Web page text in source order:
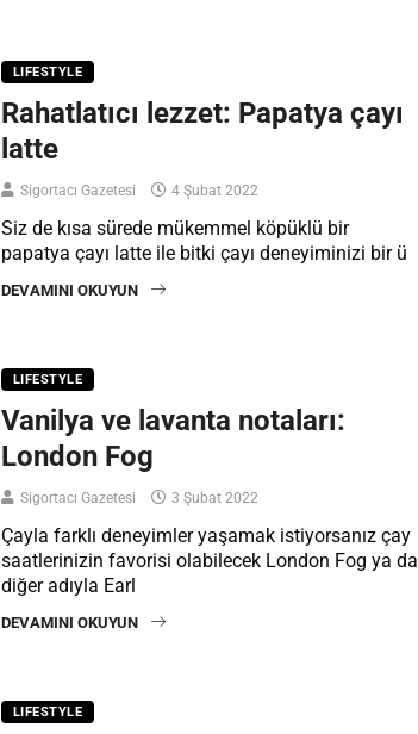
LIFESTYLE
Rahatlatıcı lezzet: Papatya çayı
latte
Sigortacı Gazetesi 4 Şubat 2022
Siz de kısa sürede mükemmel köpüklü bir
papatya çayı latte ile bitki çayı deneyiminizi bir ü
DEVAMINI OKUYUN
LIFESTYLE
Vanilya ve lavanta notaları:
London Fog
Sigortacı Gazetesi 3 Şubat 2022
Çayla farklı deneyimler yaşamak istiyorsanız çay
saatlerinizin favorisi olabilecek London Fog ya da
diğer adıyla Earl
DEVAMINI OKUYUN
LIFESTYLE